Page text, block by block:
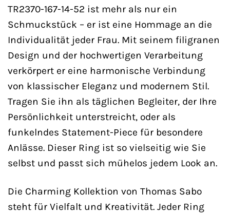
TR2370-167-14-52 ist mehr als nur ein
Schmuckstück – er ist eine Hommage an die
Individualität jeder Frau. Mit seinem filigranen
Design und der hochwertigen Verarbeitung
verkörpert er eine harmonische Verbindung
von klassischer Eleganz und modernem Stil.
Tragen Sie ihn als täglichen Begleiter, der Ihre
Persönlichkeit unterstreicht, oder als
funkelndes Statement-Piece für besondere
Anlässe. Dieser Ring ist so vielseitig wie Sie
selbst und passt sich mühelos jedem Look an.
Die Charming Kollektion von Thomas Sabo
steht für Vielfalt und Kreativität. Jeder Ring